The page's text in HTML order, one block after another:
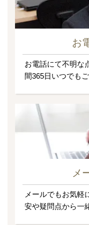
お
お電話にて不明な
間365日いつでも
メ
メールでもお気軽
安や疑問点から一